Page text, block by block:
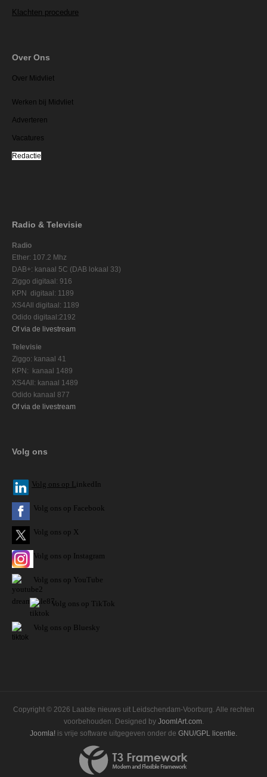
Klachten procedure
Over Ons
Over Midvliet
Werken bij Midvliet
Adverteren
Vacatures
Redactie
Radio & Televisie
Radio
Ether: 107.2 Mhz
DAB+: kanaal 5C (DAB lokaal 33)
Ziggo digitaal: 916
KPN digitaal: 1189
XS4All digitaal: 1189
Odido digitaal:2192
Of via de livestream
Televisie
Ziggo: kanaal 41
KPN: kanaal 1489
XS4All: kanaal 1489
Odido kanaal 877
Of via de livestream
Volg ons
Volg ons op L inkedIn
Volg ons op Facebook
Volg ons op X
Volg ons op Instagram
Volg ons op YouTube
Volg ons op TikTok
Volg ons op Bluesky
Copyright © 2026 Laatste nieuws uit Leidschendam-Voorburg. Alle rechten
voorbehouden. Designed by JoomlArt.com.
Joomla! is vrije software uitgegeven onder de GNU/GPL licentie.